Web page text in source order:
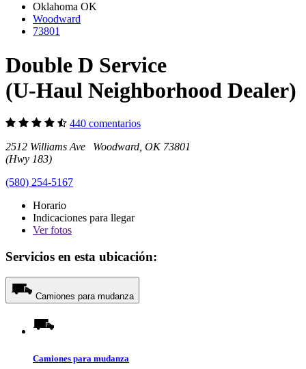
Oklahoma OK
Woodward
73801
Double D Service
(U-Haul Neighborhood Dealer)
440 comentarios
2512 Williams Ave Woodward, OK 73801
(Hwy 183)
(580) 254-5167
Horario
Indicaciones para llegar
Verfotos
Servicios en esta ubicación:
Camiones para mudanza
Camiones para mudanza